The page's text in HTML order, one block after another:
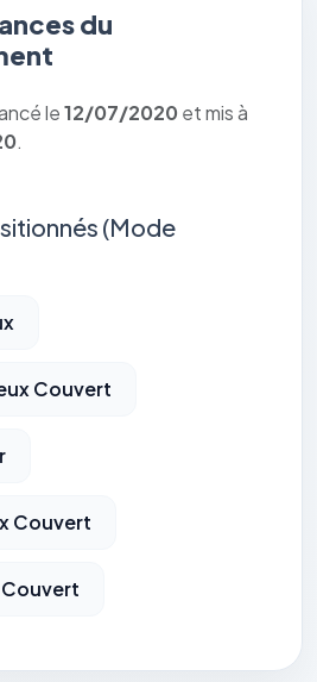
du
le12/07/2020 et mis à
.
(Mode
Couvert
Couvert
Couvert